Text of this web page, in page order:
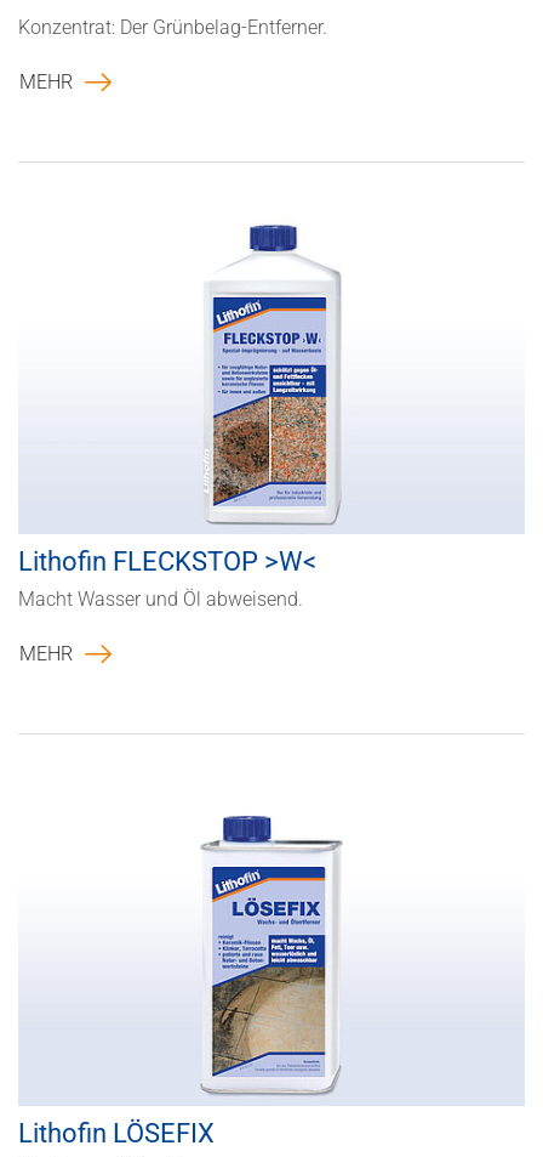
Konzentrat: Der Grünbelag-Entferner.
MEHR
Lithofin FLECKSTOP >W<
Macht Wasser und Öl abweisend.
MEHR
Lithofin LÖSEFIX